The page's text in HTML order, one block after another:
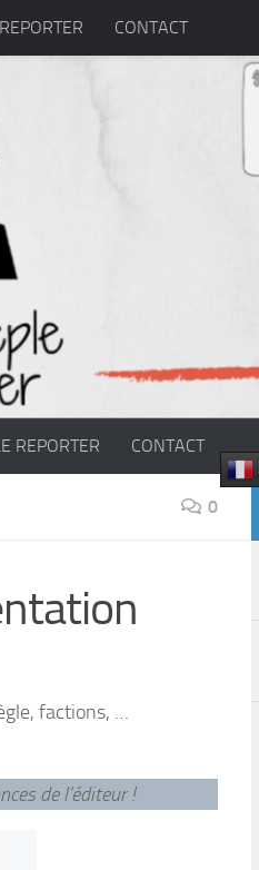
CONTACT
REPORTER CONTACT
0
factions, …
de l’éditeur !